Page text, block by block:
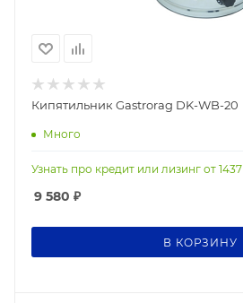
Кипятильник Gastrorag DK-WB-20
Много
Узнать про кредит или лизинг от 1437
9 580 ₽
В КОРЗИНУ